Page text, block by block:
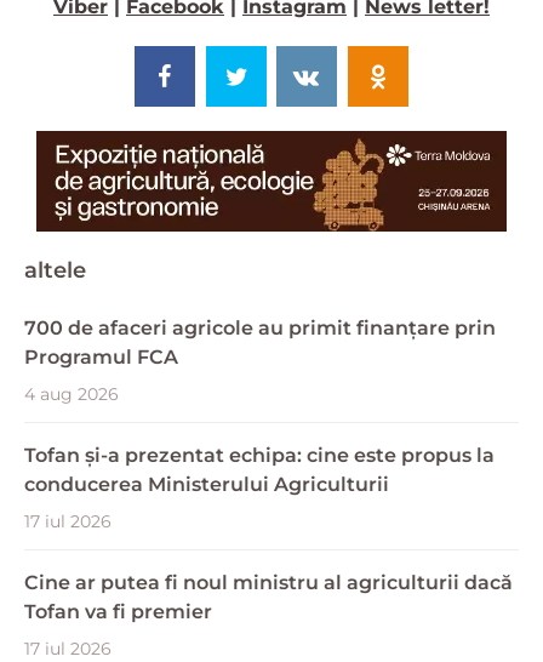
Viber
Facebook Instagram News letter!
altele
700 de afaceri agricole au primit finanțare prin
Programul FCA
4 aug 2026
Tofan și-a prezentat echipa: cine este propus la
conducerea Ministerului Agriculturii
17 iul 2026
Cine ar putea fi noul ministru al agriculturii dacă
Tofan va fi premier
17 iul 2026